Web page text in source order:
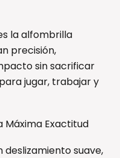
la alfombrilla
precisión,
sin sacrificar
jugar, trabajar y
Máxima Exactitud
suave,